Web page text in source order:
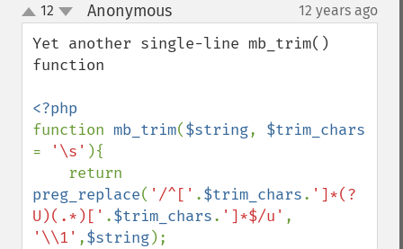
up
down
12 Anonymous¶ 12 years ago
Yet another single-line mb_trim()
function
function mb_trim($string,
=
'\s' ){
preg_replace( '/^[' .$trim_chars. ']*(?
U)(.*)[' .$trim_chars. ']*$/u'
'\\1' ,$string);